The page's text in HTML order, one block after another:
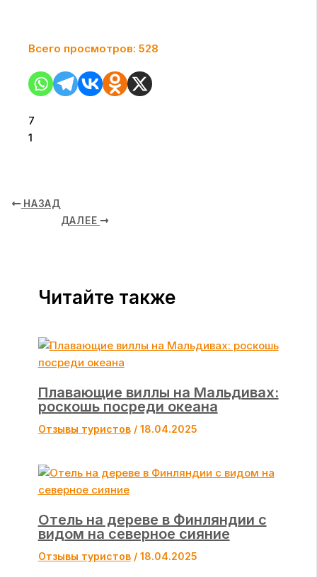
Всего просмотров: 528
7
1
НАЗАД
ДАЛЕЕ
Читайте также
Плавающие виллы на Мальдивах:
роскошь посреди океана
Отзывы туристов/ 18.04.2025
Отель на дереве в Финляндии с
видом на северное сияние
Отзывы туристов/ 18.04.2025